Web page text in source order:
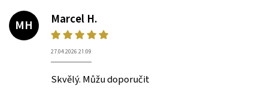
MH
Marcel H.
27.04.2026 21:09
Skvělý. Můžu doporučit